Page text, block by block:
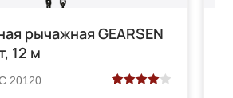
рычажная GEARSEN
12 м
20120